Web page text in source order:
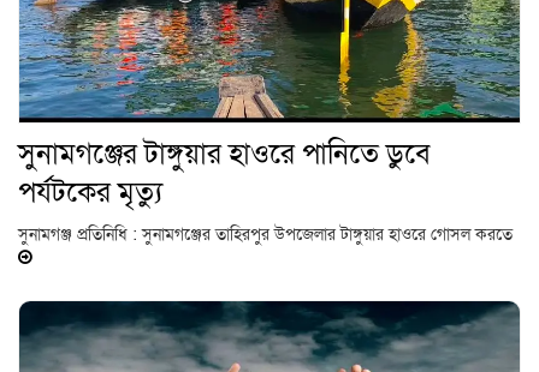
সুনামগঞ্জের টাঙ্গুয়ার হাওরে পানিতে ডুবে
পর্যটকের মৃত্যু
সুনামগঞ্জ প্রতিনিধি : সুনামগঞ্জের তাহিরপুর উপজেলার টাঙ্গুয়ার হাওরে গোসল করতে